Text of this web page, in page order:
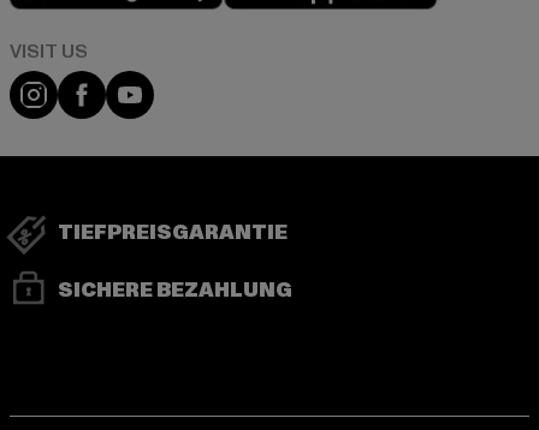
Visit our Instagram page:
Visit our Facebook page:
Visit our YouTube channel:
TIEFPREISGARANTIE
SICHERE BEZAHLUNG